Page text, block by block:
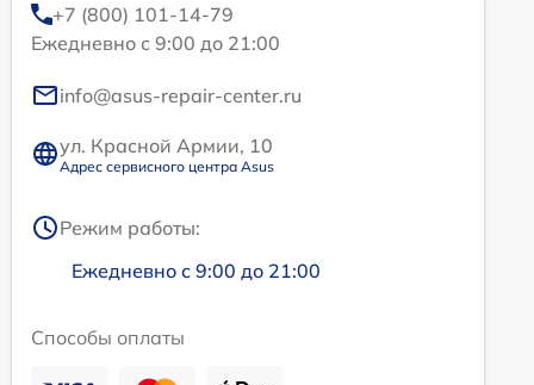
+7 (800) 101-14-79
Ежедневно с 9:00 до 21:00
info@asus-repair-center.ru
ул. Красной Армии, 10
Адрес сервисного центра Asus
Режим работы:
Ежедневно с 9:00 до 21:00
Способы оплаты